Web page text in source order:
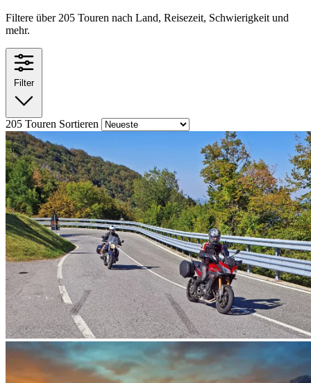
Filtere über 205 Touren nach Land, Reisezeit, Schwierigkeit und
mehr.
Filter
205 Touren Sortieren